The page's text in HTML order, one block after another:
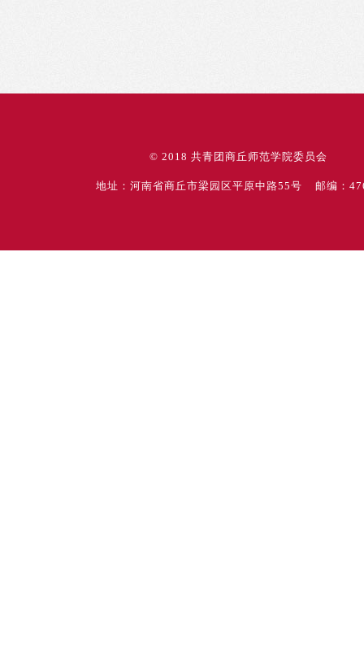
© 2018 共青团商丘师范学院委员会
地址：河南省商丘市梁园区平原中路55号 邮编：